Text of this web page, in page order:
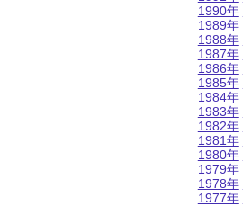
1990年
1989年
1988年
1987年
1986年
1985年
1984年
1983年
1982年
1981年
1980年
1979年
1978年
1977年